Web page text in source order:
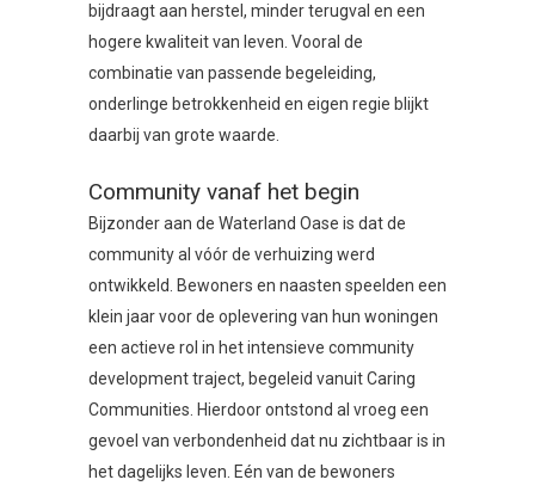
bijdraagt aan herstel, minder terugval en een
hogere kwaliteit van leven. Vooral de
combinatie van passende begeleiding,
onderlinge betrokkenheid en eigen regie blijkt
daarbij van grote waarde.
Community vanaf het begin
Bijzonder aan de Waterland Oase is dat de
community al vóór de verhuizing werd
ontwikkeld. Bewoners en naasten speelden een
klein jaar voor de oplevering van hun woningen
een actieve rol in het intensieve community
development traject, begeleid vanuit Caring
Communities. Hierdoor ontstond al vroeg een
gevoel van verbondenheid dat nu zichtbaar is in
het dagelijks leven. Eén van de bewoners